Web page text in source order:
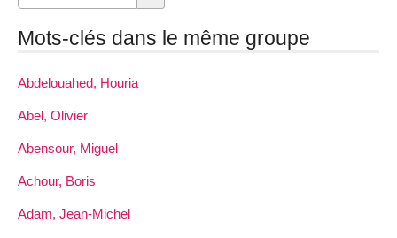
Mots-clés dans le même groupe
Abdelouahed, Houria
Abel, Olivier
Abensour, Miguel
Achour, Boris
Adam, Jean-Michel